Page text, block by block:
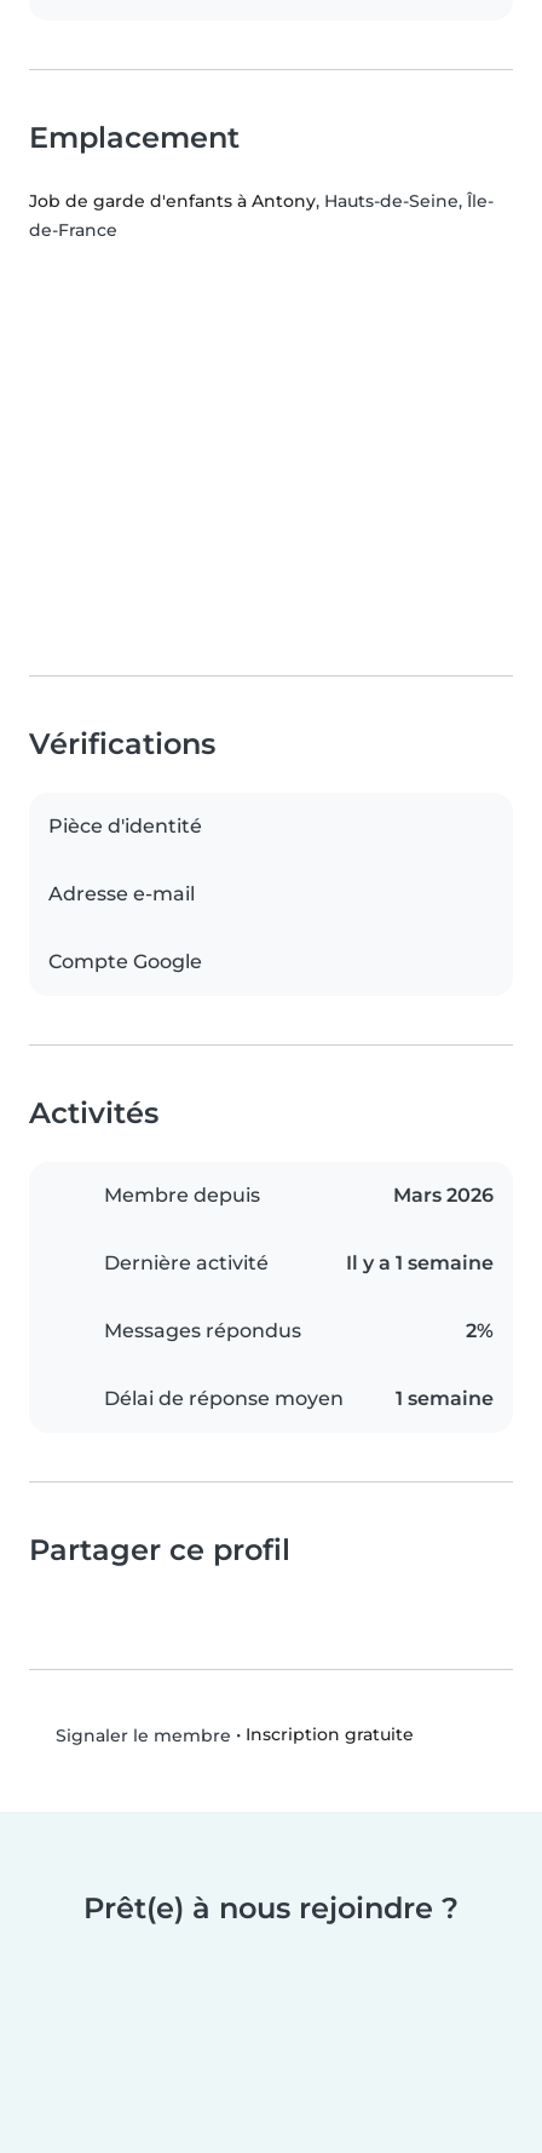
Emplacement
Job de garde d'enfants à Antony, Hauts-de-Seine, Île-
de-France
Vérifications
Pièce d'identité
Adresse e-mail
Compte Google
Activités
Membre depuis Mars 2026
Dernière activité Il y a 1 semaine
Messages répondus 2%
Délai de réponse moyen 1 semaine
Partager ce profil
Signaler le membre • Inscription gratuite
Prêt(e) à nous rejoindre ?